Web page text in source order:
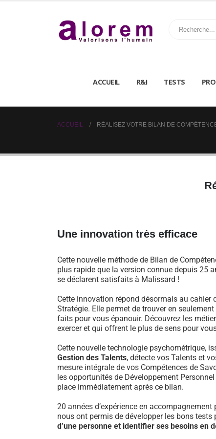
ACCUEIL R&I TESTS
ACCUEIL RÉALISEZ VOTRE BILAN DE
Une innovation très efficace
Cette nouvelle méthode de Bilan de
plus rapide que la version connue depuis 25
se déclarent satisfaits à Malissard !
Cette innovation répond désormais au cahier
Stratégie. Elle permet de trouver en
faits pour vous épanouir. Découvrez les
exercer et qui offrent le plus de sens pour
Cette nouvelle technologie psychométrique,
Gestion des Talents, détecte vos Talents et
mesure intégrale de vos Compétences de
les opportunités de Développement
place immédiatement après ce bilan.
20 années d’expérience en
nous ont permis de développer les bons tests
d’une personne et identifier ses besoins en